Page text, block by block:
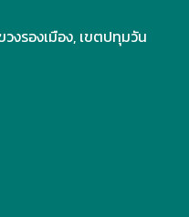
งรองเมือง, เขตปทุมวัน